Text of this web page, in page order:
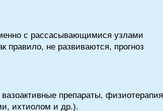
с рассасывающимися узлами
правило, не развиваются, прогноз
препараты, физиотерапия
ихтиолом и др.).